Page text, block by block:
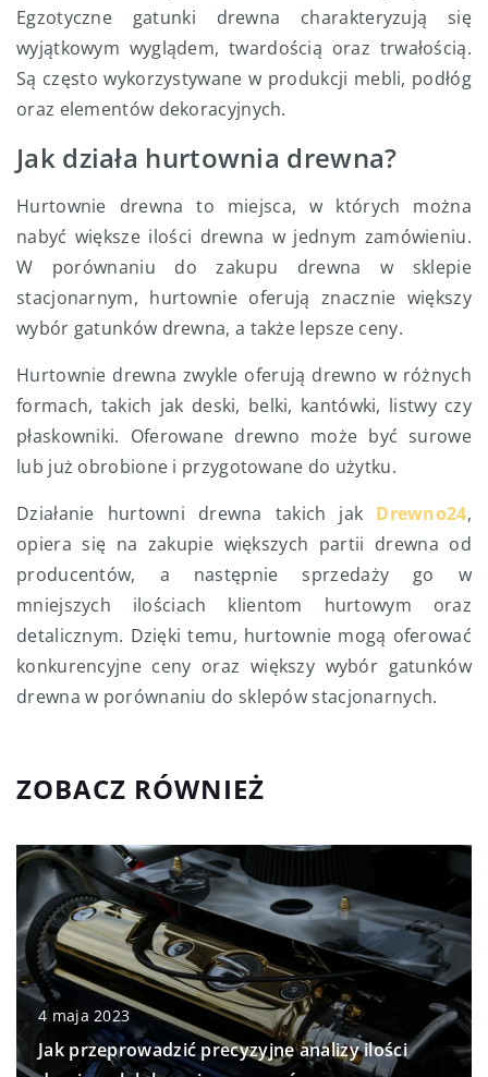
Egzotyczne gatunki drewna charakteryzują się
wyjątkowym wyglądem, twardością oraz trwałością.
Są często wykorzystywane w produkcji mebli, podłóg
oraz elementów dekoracyjnych.
Jak działa hurtownia drewna?
Hurtownie drewna to miejsca, w których można
nabyć większe ilości drewna w jednym zamówieniu.
W porównaniu do zakupu drewna w sklepie
stacjonarnym, hurtownie oferują znacznie większy
wybór gatunków drewna, a także lepsze ceny.
Hurtownie drewna zwykle oferują drewno w różnych
formach, takich jak deski, belki, kantówki, listwy czy
płaskowniki. Oferowane drewno może być surowe
lub już obrobione i przygotowane do użytku.
Działanie hurtowni drewna takich jak Drewno24,
opiera się na zakupie większych partii drewna od
producentów, a następnie sprzedaży go w
mniejszych ilościach klientom hurtowym oraz
detalicznym. Dzięki temu, hurtownie mogą oferować
konkurencyjne ceny oraz większy wybór gatunków
drewna w porównaniu do sklepów stacjonarnych.
ZOBACZ RÓWNIEŻ
4 maja 2023
Jak przeprowadzić precyzyjne analizy ilości